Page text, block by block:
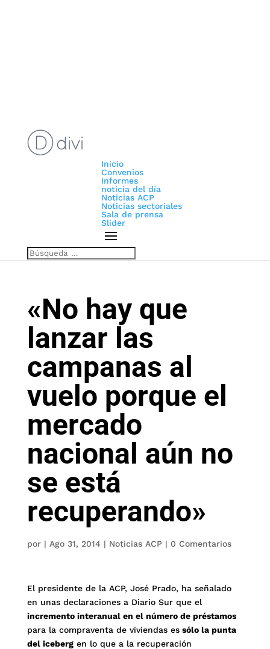
Inicio
Convenios
Informes
noticia del día
Noticias ACP
Noticias sectoriales
Sala de prensa
Slider
«No hay que
lanzar las
campanas al
vuelo porque el
mercado
nacional aún no
se está
recuperando»
por | Ago 31, 2014 | Noticias ACP | 0 Comentarios
El presidente de la ACP, José Prado, ha señalado
en unas declaraciones a Diario Sur que el
incremento interanual en el número de préstamos
para la compraventa de viviendas essólo la punta
del icebergen lo que a la recuperación